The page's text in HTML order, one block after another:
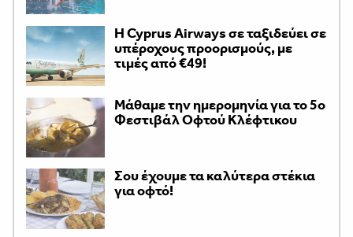
H Cyprus Airways σε ταξιδεύει σε
υπέροχους προορισμούς, με
τιμές από €49!
Μάθαμε την ημερομηνία για το 5ο
Φεστιβάλ Οφτού Κλέφτικου
Σου έχουμε τα καλύτερα στέκια
για οφτό!